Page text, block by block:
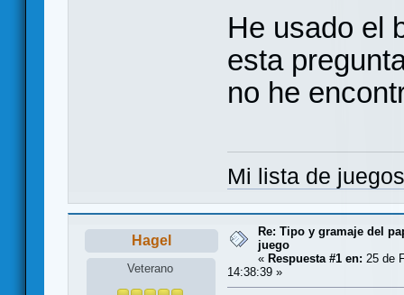
He usado el
esta
no he
Mi lista de juegos
Hagel
Veterano
Re: Tipo y gramaje del
juego
« Respuesta #1 en: 25 de
14:38:39 »